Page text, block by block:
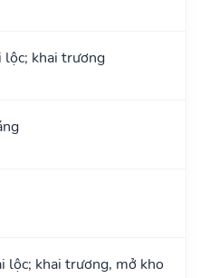
lộc; khai trương
lộc; khai trương, mở kho